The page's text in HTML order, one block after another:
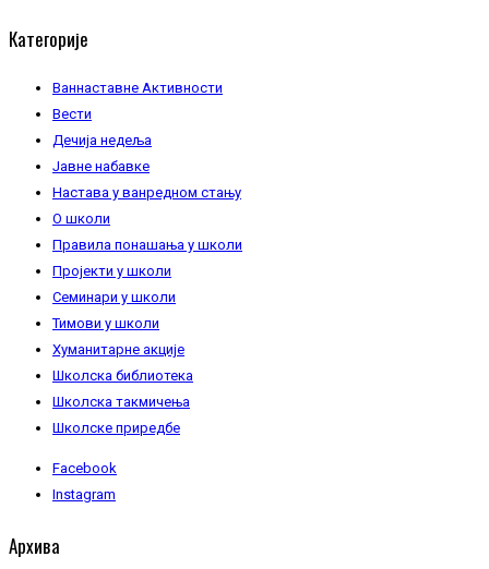
Категорије
Ваннаставне Активности
Вести
Дечија недеља
Јавне набавке
Настава у ванредном стању
О школи
Правила понашања у школи
Пројекти у школи
Семинари у школи
Тимови у школи
Хуманитарне акције
Школска библиотека
Школска такмичења
Школске приредбе
Facebook
Instagram
Архива